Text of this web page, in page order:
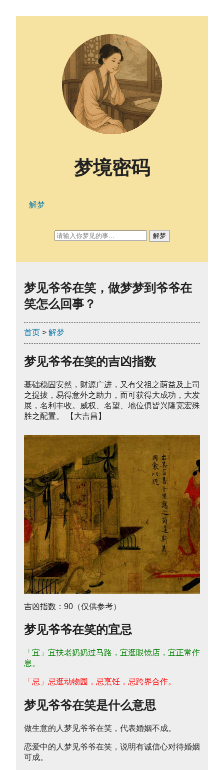
梦见爷爷在笑，做梦梦到爷爷在
笑怎么回事？
首页 > 解梦
梦见爷爷在笑的吉凶指数
基础稳固安然，财源广进，又有父祖之荫益及上司
之提拔，易得意外之助力，而可获得大成功，大发
展，名利丰收。威权、名望、地位俱皆兴隆宽宏殊
胜之配置。 【大吉昌】
吉凶指数：90（仅供参考）
梦见爷爷在笑的宜忌
「宜」宜扶老奶奶过马路，宜逛眼镜店，宜正常作
息。
「忌」忌逛动物园，忌烹饪，忌跨界合作。
梦见爷爷在笑是什么意思
做生意的人梦见爷爷在笑，代表婚姻不成。
恋爱中的人梦见爷爷在笑，说明有诚信心对待婚姻
可成。
梦境密码
解梦
解梦